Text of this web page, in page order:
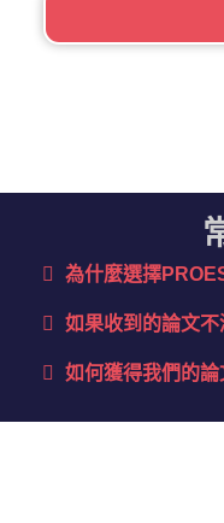
為什麼選擇
如果收到的論文
如何獲得我們的